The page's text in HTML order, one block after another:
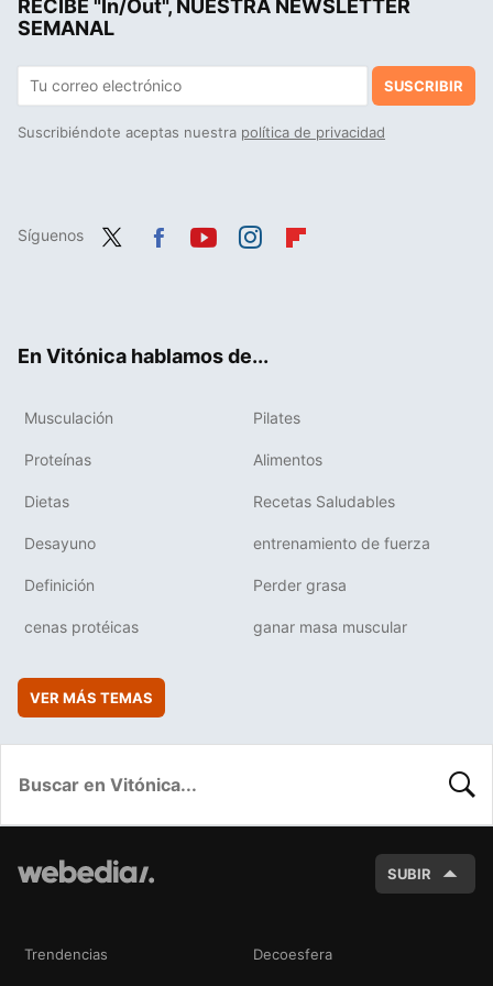
RECIBE "In/Out", NUESTRA NEWSLETTER
SEMANAL
SUSCRIBIR
Suscribiéndote aceptas nuestra política de privacidad
Síguenos
En Vitónica hablamos de...
Musculación Pilates
Proteínas Alimentos
Dietas Recetas Saludables
Desayuno entrenamiento de fuerza
Definición Perder grasa
cenas protéicas ganar masa muscular
VER MÁS TEMAS
SUBIR
Trendencias Decoesfera